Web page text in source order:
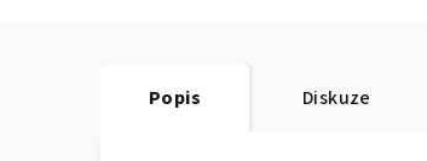
Popis Diskuze